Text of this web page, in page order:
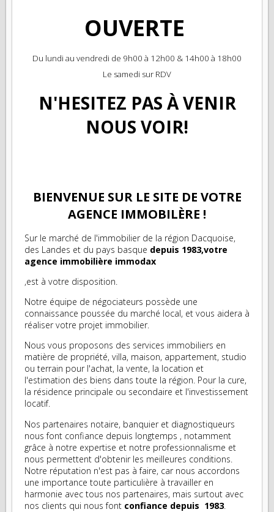
OUVERTE
Du lundi au vendredi de 9h00 à 12h00 & 14h00 à 18h00
Le samedi sur RDV
N'HESITEZ PAS À VENIR
NOUS VOIR!
BIENVENUE SUR LE SITE DE VOTRE
AGENCE IMMOBILÈRE !
Sur le marché de l'immobilier de la région Dacquoise,
des Landes et du pays basque depuis 1983,votre
agence immobilière immodax
,est à votre disposition.
Notre équipe de négociateurs possède une
connaissance poussée du marché local, et vous aidera à
réaliser votre projet immobilier.
Nous vous proposons des services immobiliers en
matière de propriété, villa, maison, appartement, studio
ou terrain pour l'achat, la vente, la location et
l'estimation des biens dans toute la région. Pour la cure,
la résidence principale ou secondaire et l'investissement
locatif.
Nos partenaires notaire, banquier et diagnostiqueurs
nous font confiance depuis longtemps , notamment
grâce à notre expertise et notre professionnalisme et
nous permettent d'obtenir les meilleures conditions.
Notre réputation n'est pas à faire, car nous accordons
une importance toute particulière à travailler en
harmonie avec tous nos partenaires, mais surtout avec
nos clients qui nous font confiance depuis 1983.